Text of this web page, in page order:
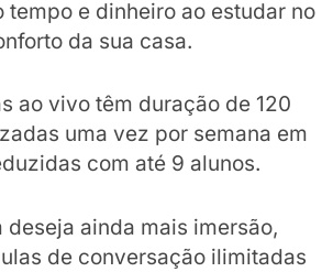
tempo e dinheiro ao estudar no
da sua casa.
ao vivo têm duração de 120
uma vez por semana em
com até 9 alunos.
deseja ainda mais imersão,
de conversação ilimitadas